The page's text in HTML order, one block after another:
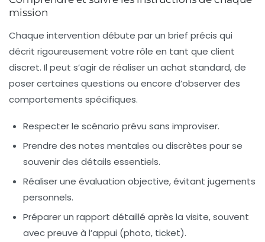
mission
Chaque intervention débute par un brief précis qui
décrit rigoureusement votre rôle en tant que client
discret. Il peut s’agir de réaliser un achat standard, de
poser certaines questions ou encore d’observer des
comportements spécifiques.
Respecter le scénario prévu sans improviser.
Prendre des notes mentales ou discrètes pour se
souvenir des détails essentiels.
Réaliser une évaluation objective, évitant jugements
personnels.
Préparer un rapport détaillé après la visite, souvent
avec preuve à l’appui (photo, ticket).